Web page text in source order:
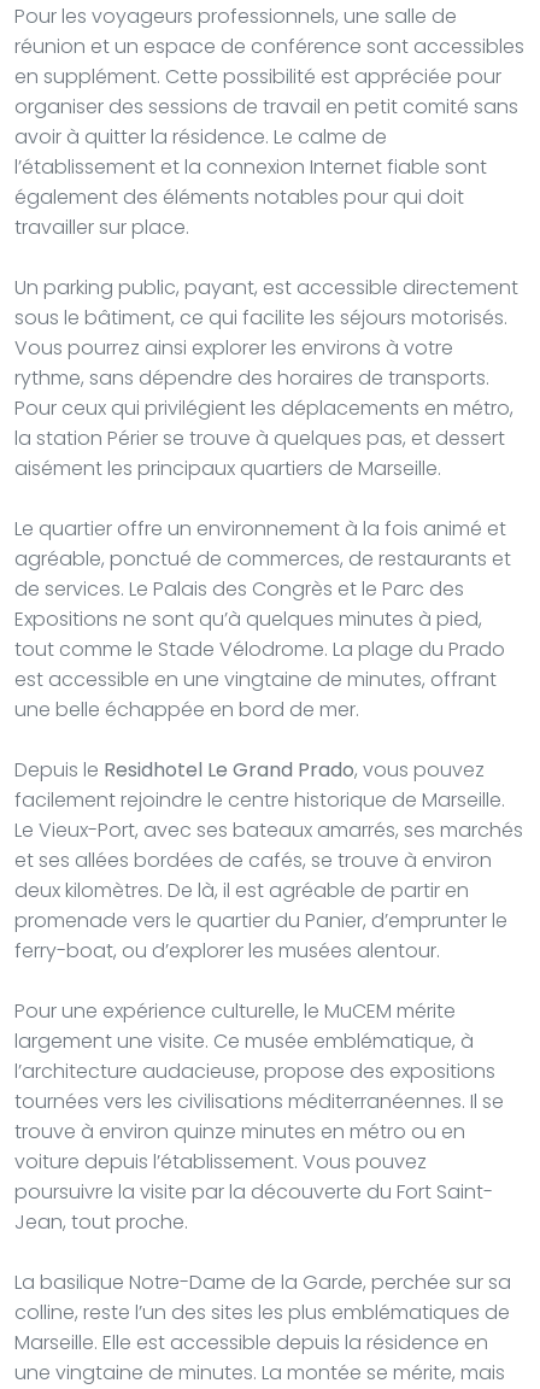
Pour les voyageurs professionnels, une salle de
réunion et un espace de conférence sont accessibles
en supplément. Cette possibilité est appréciée pour
organiser des sessions de travail en petit comité sans
avoir à quitter la résidence. Le calme de
l’établissement et la connexion Internet fiable sont
également des éléments notables pour qui doit
travailler sur place.
Un parking public, payant, est accessible directement
sous le bâtiment, ce qui facilite les séjours motorisés.
Vous pourrez ainsi explorer les environs à votre
rythme, sans dépendre des horaires de transports.
Pour ceux qui privilégient les déplacements en métro,
la station Périer se trouve à quelques pas, et dessert
aisément les principaux quartiers de Marseille.
Le quartier offre un environnement à la fois animé et
agréable, ponctué de commerces, de restaurants et
de services. Le Palais des Congrès et le Parc des
Expositions ne sont qu’à quelques minutes à pied,
tout comme le Stade Vélodrome. La plage du Prado
est accessible en une vingtaine de minutes, offrant
une belle échappée en bord de mer.
Depuis le Residhotel Le Grand Prado, vous pouvez
facilement rejoindre le centre historique de Marseille.
Le Vieux-Port, avec ses bateaux amarrés, ses marchés
et ses allées bordées de cafés, se trouve à environ
deux kilomètres. De là, il est agréable de partir en
promenade vers le quartier du Panier, d’emprunter le
ferry-boat, ou d’explorer les musées alentour.
Pour une expérience culturelle, le MuCEM mérite
largement une visite. Ce musée emblématique, à
l’architecture audacieuse, propose des expositions
tournées vers les civilisations méditerranéennes. Il se
trouve à environ quinze minutes en métro ou en
voiture depuis l’établissement. Vous pouvez
poursuivre la visite par la découverte du Fort Saint-
Jean, tout proche.
La basilique Notre-Dame de la Garde, perchée sur sa
colline, reste l’un des sites les plus emblématiques de
Marseille. Elle est accessible depuis la résidence en
une vingtaine de minutes. La montée se mérite, mais